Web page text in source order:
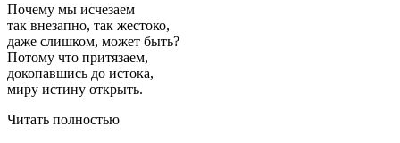
Почему мы исчезаем
так внезапно, так жестоко,
даже слишком, может быть?
Потому что притязаем,
докопавшись до истока,
миру истину открыть.
Читать полностью